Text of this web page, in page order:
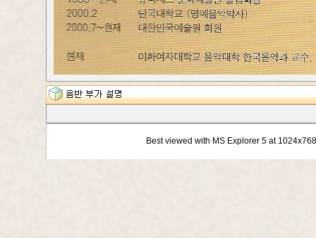
Best viewed with MS Explorer 5 at